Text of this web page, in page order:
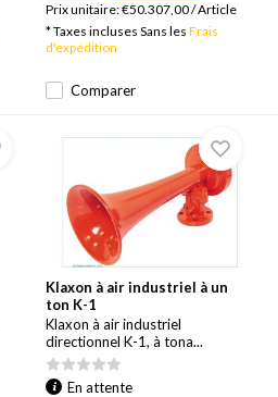
Comparer
Prix unitaire:€50.307,00/Article
* Taxes incluses Sans les Frais
d'expédition
Klaxon à air industriel à un
ton K-1
Klaxon à air industriel
directionnel K-1, à tona...
En attente